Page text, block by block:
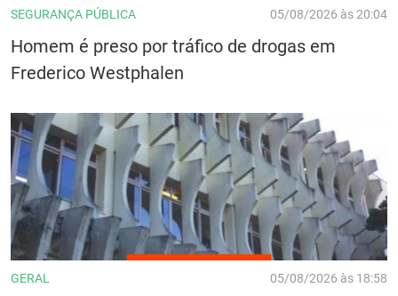
SEGURANÇA PÚBLICA 05/08/2026 às 20:04
Homem é preso por tráfico de drogas em
Frederico Westphalen
GERAL 05/08/2026 às 18:58